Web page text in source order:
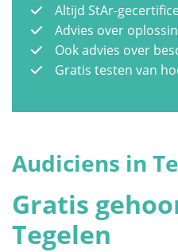
Altijd StAr-
Advies over
Ook advies over
Gratis testen van
Audiciens in
Gratis
Tegelen